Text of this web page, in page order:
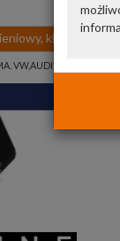
klimatyzacja
VW,AUDI,SEAT 97>